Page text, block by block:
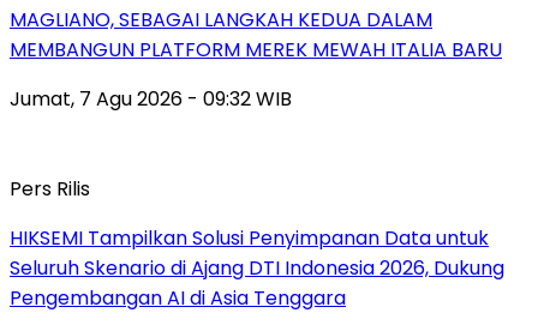
MAGLIANO, SEBAGAI LANGKAH KEDUA DALAM
MEMBANGUN PLATFORM MEREK MEWAH ITALIA BARU
Jumat, 7 Agu 2026 - 09:32 WIB
Pers Rilis
HIKSEMI Tampilkan Solusi Penyimpanan Data untuk
Seluruh Skenario di Ajang DTI Indonesia 2026, Dukung
Pengembangan AI di Asia Tenggara